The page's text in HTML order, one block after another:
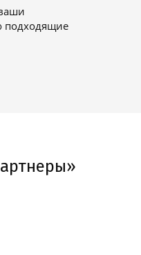
подходящие